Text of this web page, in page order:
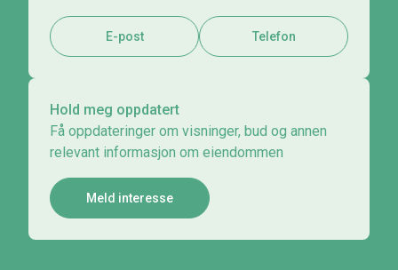
E-post Telefon
Hold meg oppdatert
Få oppdateringer om visninger, bud og annen
relevant informasjon om eiendommen
Meld interesse